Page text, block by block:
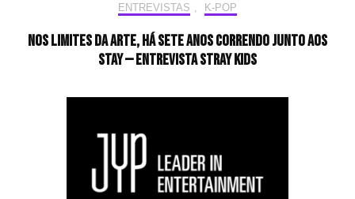
ENTREVISTAS K-POP
Nos limites da arte, há sete anos correndo junto aos
STAY — Entrevista Stray Kids